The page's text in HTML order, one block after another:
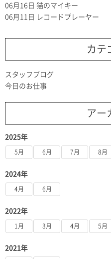
06月16日 猫のマイキー
06月11日
レコードプレーヤー
カテ
スタッフブログ
今日のお仕事
アー
2025年
5月 6月 7月 8月
2024年
4月 6月
2022年
1月 3月 4月 5月
2021年